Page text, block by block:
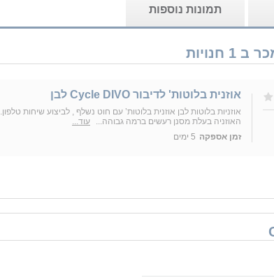
תמונות נוספות
אוזנית בלוטות' לדיבור Cycle DIVO לבן
אוזניות בלוטות לבן אוזנית בלוטות’ עם חוט נשלף , לביצוע שיחות טלפון.
האוזניה בעלת מסנן רעשים ברמה גבוהה...
עוד...
זמן אספקה 5 ימים